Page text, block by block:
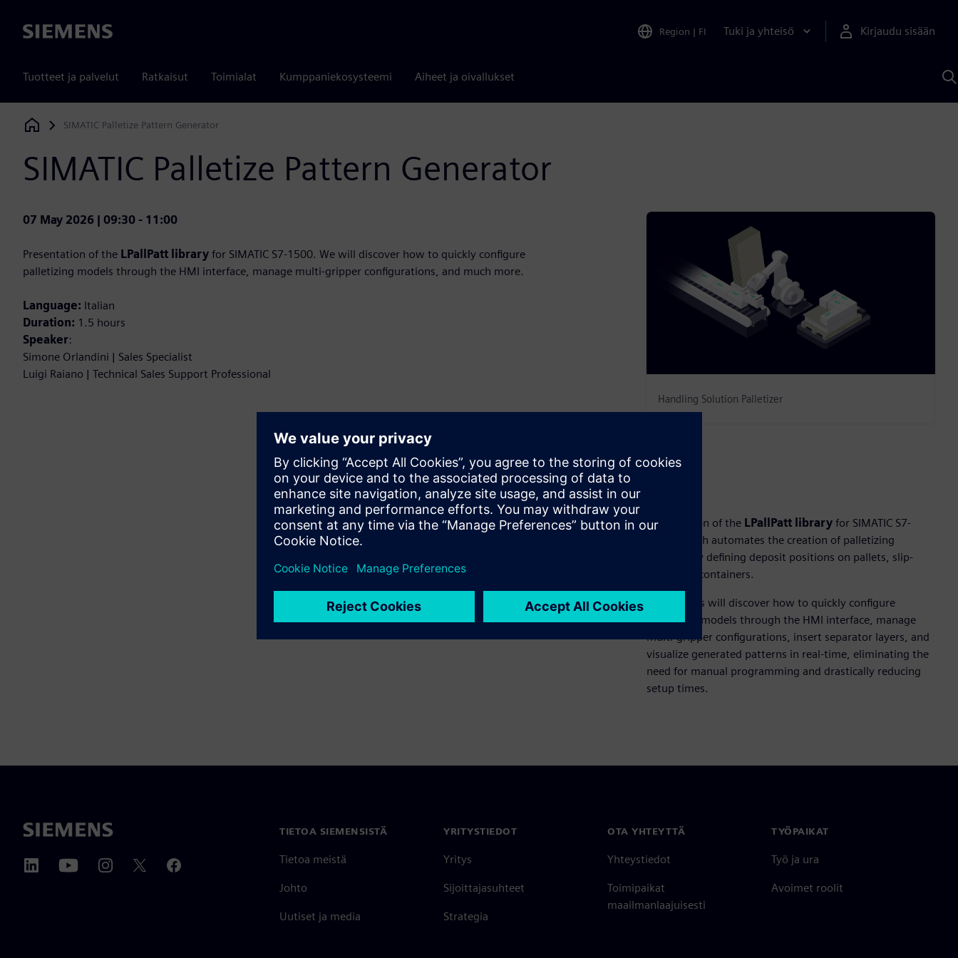
Siemens Region | FI Tuki ja yhteisö Kirjaudu sisään
Tuotteet ja palvelut Ratkaisut Toimialat Kumppaniekosysteemi Aiheet ja oivallukset
Siemens Digital Industries Software
SIMATIC Palletize Pattern Generator
SIMATIC Palletize Pattern Generator
07 May 2026 | 09:30 - 11:00
Presentation of the LPallPatt library for SIMATIC S7-1500. We will discover how to quickly configure
palletizing models through the HMI interface, manage multi-gripper configurations, and much more.
Language: Italian
Duration: 1.5 hours
Speaker:
Simone Orlandini | Sales Specialist
Luigi Raiano | Technical Sales Support Professional
Handling Solution Palletizer
Presentation of the LPallPatt libraryfor SIMATIC S7-
1500, which automates the creation of palletizing
patterns by defining deposit positions on pallets, slip-
sheets, or containers.
Participants will discover how to quickly configure
palletizing models through the HMI interface, manage
multi-gripper configurations, insert separator layers, and
visualize generated patterns in real-time, eliminating the
need for manual programming and drastically reducing
setup times.
TIETOA SIEMENSISTÄ
Tietoa meistä
Johto
Uutiset ja media
YRITYSTIEDOT
Yritys
Sijoittajasuhteet
Strategia
OTA YHTEYTTÄ
Yhteystiedot
Toimipaikat
maailmanlaajuisesti
TYÖPAIKAT
Työ ja ura
Avoimet roolit